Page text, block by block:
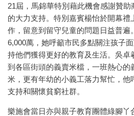
21屆，馬錦華特別藉此機會感謝贊
的大力支持。特別嘉賓楊怡於開幕禮
作，留意到留守兒童的問題日益普遍
6,000萬，她呼籲市民多點關注孩子
持他們獲得更好的教育及生活。吳卓
到各區街頭的義賣米檔，一班熱心的
米，更有年幼的小義工落力幫忙，他
支持和關懷貧窮社群。
樂施會當日亦與親子教育團體綠腳丫